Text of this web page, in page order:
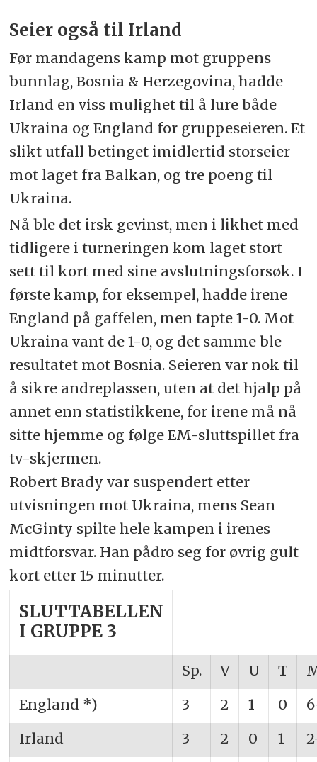
Seier også til Irland
Før mandagens kamp mot gruppens
bunnlag, Bosnia & Herzegovina, hadde
Irland en viss mulighet til å lure både
Ukraina og England for gruppeseieren. Et
slikt utfall betinget imidlertid storseier
mot laget fra Balkan, og tre poeng til
Ukraina.
Nå ble det irsk gevinst, men i likhet med
tidligere i turneringen kom laget stort
sett til kort med sine avslutningsforsøk. I
første kamp, for eksempel, hadde irene
England på gaffelen, men tapte 1-0. Mot
Ukraina vant de 1-0, og det samme ble
resultatet mot Bosnia. Seieren var nok til
å sikre andreplassen, uten at det hjalp på
annet enn statistikkene, for irene må nå
sitte hjemme og følge EM-sluttspillet fra
tv-skjermen.
Robert Brady var suspendert etter
utvisningen mot Ukraina, mens Sean
McGinty spilte hele kampen i irenes
midtforsvar. Han pådro seg for øvrig gult
kort etter 15 minutter.
SLUTTABELLEN
I GRUPPE 3
Sp. V U T
England *)
3 2 1 0
Irland
3 2 0 1